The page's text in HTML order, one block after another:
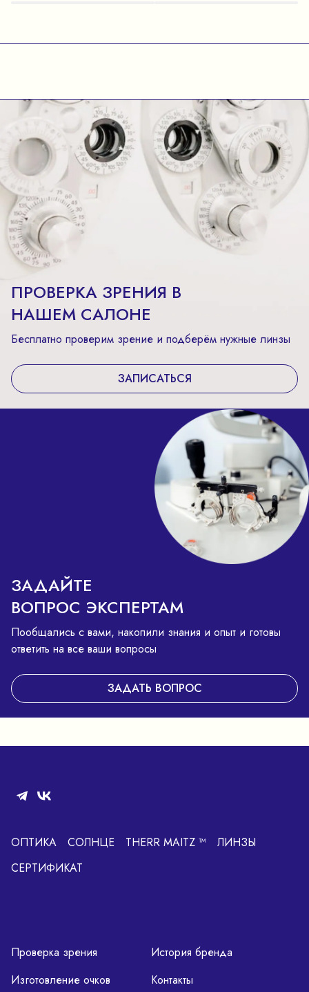
ПРОВЕРКА ЗРЕНИЯ В
НАШЕМ САЛОНЕ
Бесплатно проверим зрение и подберём нужные линзы
ЗАПИСАТЬСЯ
ЗАДАЙТЕ
ВОПРОС ЭКСПЕРТАМ
Пообщались с вами, накопили знания и опыт и готовы
ответить на все ваши вопросы
ЗАДАТЬ ВОПРОС
ОПТИКА СОЛНЦЕ THERR MAITZ ™
ЛИНЗЫ
СЕРТИФИКАТ
Проверка зрения
Изготовление очков
История бренда
Контакты